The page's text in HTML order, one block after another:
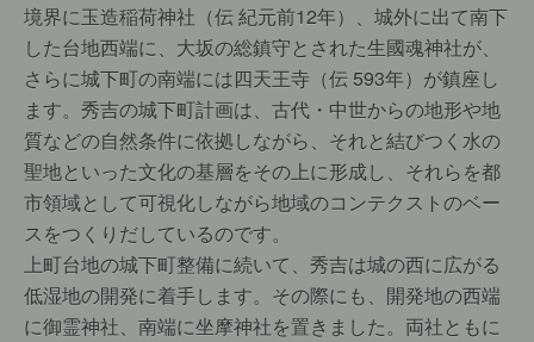
境界に玉造稲荷神社（伝 紀元前12年）、城外に出て南下
した台地西端に、大坂の総鎮守とされた生國魂神社が、
さらに城下町の南端には四天王寺（伝 593年）が鎮座し
ます。秀吉の城下町計画は、古代・中世からの地形や地
質などの自然条件に依拠しながら、それと結びつく水の
聖地といった文化の基層をその上に形成し、それらを都
市領域として可視化しながら地域のコンテクストのベー
スをつくりだしているのです。
上町台地の城下町整備に続いて、秀吉は城の西に広がる
低湿地の開発に着手します。その際にも、開発地の西端
に御霊神社、南端に坐摩神社を置きました。両社ともに